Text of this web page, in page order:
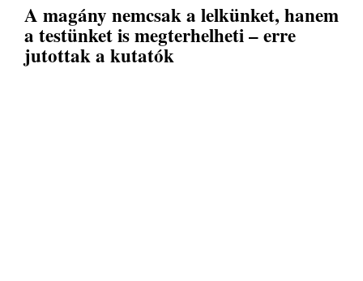
A magány nemcsak a lelkünket, hanem
a testünket is megterhelheti – erre
jutottak a kutatók